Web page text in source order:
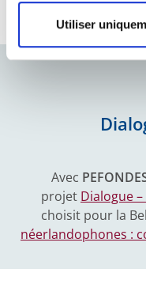
Utiliser
artistiques, l'une à
Avec
projet Dialogue
choisit pour la
néerlandophones :